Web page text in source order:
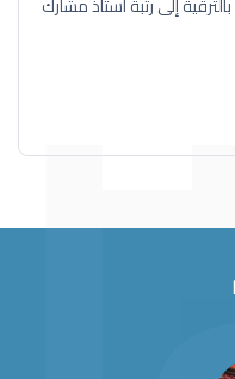
إلى رتبة استاذ مشارك